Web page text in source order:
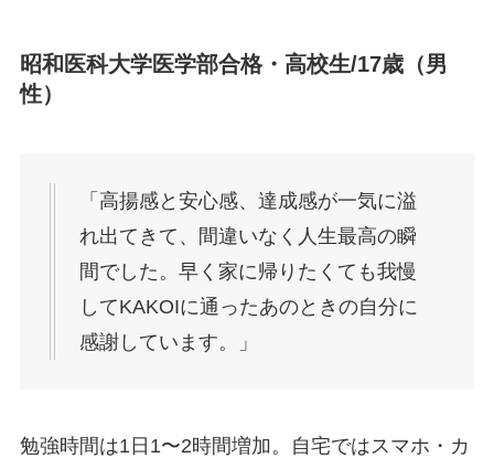
昭和医科大学医学部合格・高校生/17歳（男
性）
「高揚感と安心感、達成感が一気に溢
れ出てきて、間違いなく人生最高の瞬
間でした。早く家に帰りたくても我慢
してKAKOIに通ったあのときの自分に
感謝しています。」
勉強時間は1日1〜2時間増加。自宅ではスマホ・カ